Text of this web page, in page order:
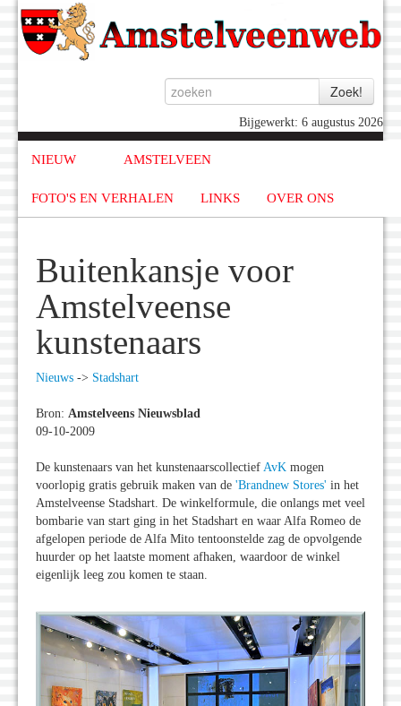
Bijgewerkt: 6 augustus 2026
NIEUW AMSTELVEEN
FOTO'S EN VERHALEN LINKS OVER ONS
Buitenkansje voor
Amstelveense
kunstenaars
Nieuws -> Stadshart
Bron: Amstelveens Nieuwsblad
09-10-2009
De kunstenaars van het kunstenaarscollectief AvK mogen
voorlopig gratis gebruik maken van de 'Brandnew Stores' in het
Amstelveense Stadshart. De winkelformule, die onlangs met veel
bombarie van start ging in het Stadshart en waar Alfa Romeo de
afgelopen periode de Alfa Mito tentoonstelde zag de opvolgende
huurder op het laatste moment afhaken, waardoor de winkel
eigenlijk leeg zou komen te staan.